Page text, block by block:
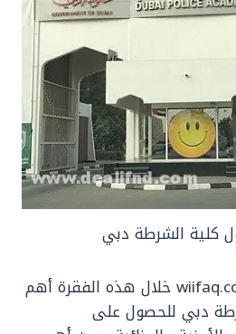
كلية الشرطة دبي
يوفر موقع الوفاق- wiifaq.com خلال هذه الفقرة أهم
دبي للحصول على